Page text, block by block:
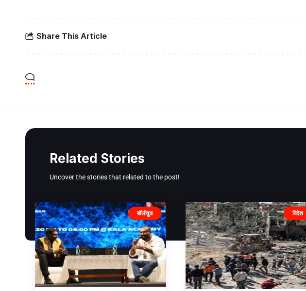
Share This Article
Related Stories
Uncover the stories that related to the post!
बॉलीवुड विदेश